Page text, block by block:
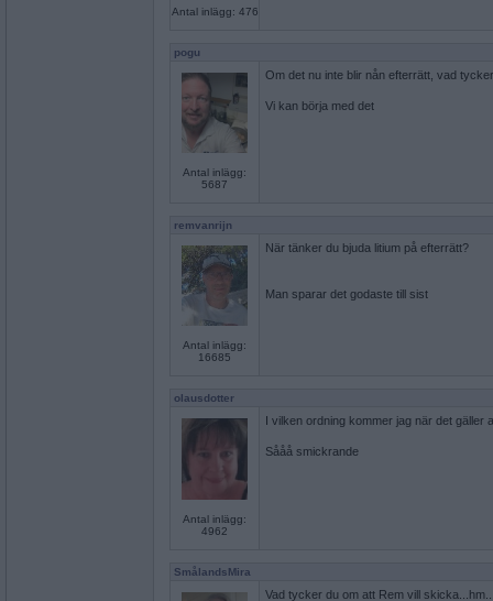
Antal inlägg: 476
pogu
Antal inlägg:
5687
Om det nu inte blir nån efterrätt, vad
Vi kan börja med det
remvanrijn
Antal inlägg:
16685
När tänker du bjuda litium på efterrätt?
Man sparar det godaste till sist
olausdotter
Antal inlägg:
4962
I vilken ordning kommer jag när det gäller
Sååå smickrande
SmålandsMira
Vad tycker du om att Rem vill